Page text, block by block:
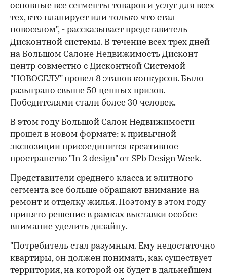
основные все сегменты товаров и услуг для всех
тех, кто планирует или только что стал
новоселом", - рассказывает представитель
Дисконтной системы. В течение всех трех дней
на Большом Салоне Недвижимость Дисконт-
центр совместно с Дисконтной Системой
"НОВОСЕЛУ" провел 8 этапов конкурсов. Было
разыграно свыше 50 ценных призов.
Победителями стали более 30 человек.
В этом году Большой Салон Недвижимости
прошел в новом формате: к привычной
экспозиции присоединится креативное
пространство "In 2 design" от SPb Design Week.
Представители среднего класса и элитного
сегмента все больше обращают внимание на
ремонт и отделку жилья. Поэтому в этом году
принято решение в рамках выставки особое
внимание уделить дизайну.
"Потребитель стал разумным. Ему недостаточно
квартиры, он должен понимать, как существует
территория, на которой он будет в дальнейшем